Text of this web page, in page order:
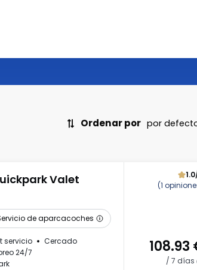
Ordenar por por
Valet
de aparcacoches
servicio
Cercado
24/7
(1
108.93
/ 7 días